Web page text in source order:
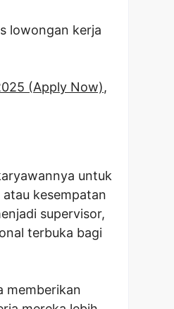
lowongan kerja
(Apply Now),
untuk
kesempatan
supervisor,
terbuka bagi
memberikan